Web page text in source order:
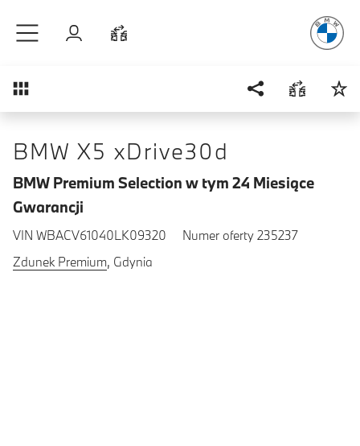
Zaloguj się
Przegląd
BMW X5 xDrive30d
BMW Premium Selection w tym 24 Miesiące
Gwarancji
VIN WBACV61040LK09320
Numer oferty 235237
Zdunek Premium, Gdynia